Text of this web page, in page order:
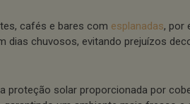
cafés e bares com esplanadas, por
dias chuvosos, evitando prejuízos
proteção solar proporcionada por